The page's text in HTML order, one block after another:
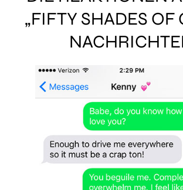
„FIFTY SHADES OF